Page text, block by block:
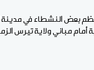
بعض النشطاء في مدينة
أمام مباني ولاية تيرس